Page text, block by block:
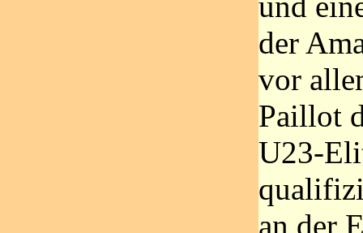
der
vor
Paillot
U23-
an der